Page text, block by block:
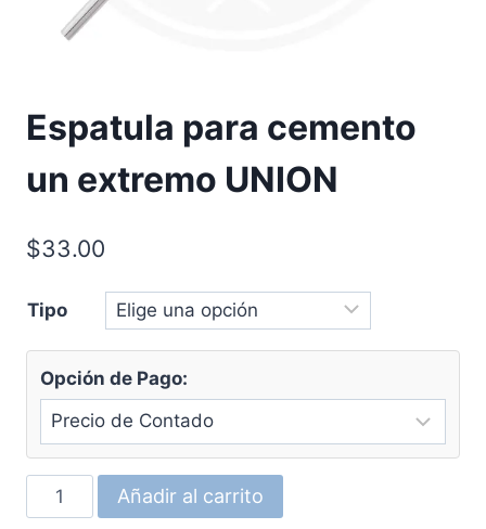
Espatula para cemento
un extremo UNION
$33.00
Tipo
Opción de Pago:
Espatula
para
Añadir al carrito